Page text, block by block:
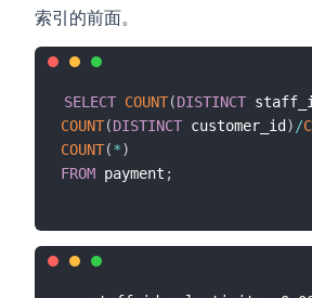
索引的前面。
SELECT COUNT(DISTINCT
COUNT(DISTINCT customer_id ) /
COUNT(*)
FROM payment ;